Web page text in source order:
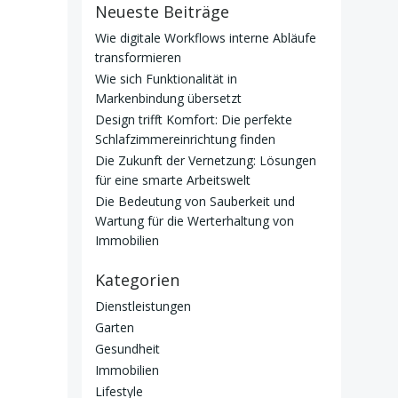
Neueste Beiträge
Wie digitale Workflows interne Abläufe
transformieren
Wie sich Funktionalität in
Markenbindung übersetzt
Design trifft Komfort: Die perfekte
Schlafzimmereinrichtung finden
Die Zukunft der Vernetzung: Lösungen
für eine smarte Arbeitswelt
Die Bedeutung von Sauberkeit und
Wartung für die Werterhaltung von
Immobilien
Kategorien
Dienstleistungen
Garten
Gesundheit
Immobilien
Lifestyle